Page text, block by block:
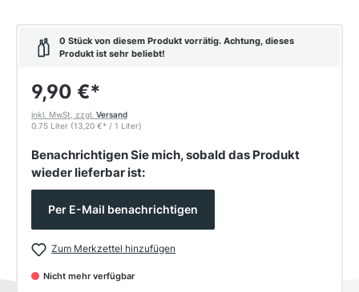
0 Stück von diesem Produkt vorrätig. Achtung, dieses
Produkt ist sehr beliebt!
9,90 €*
inkl. MwSt, zzgl. Versand
0.75 Liter (13,20 €* / 1 Liter)
Benachrichtigen Sie mich, sobald das Produkt
wieder lieferbar ist:
Per E-Mail benachrichtigen
Zum Merkzettel hinzufügen
Nicht mehr verfügbar